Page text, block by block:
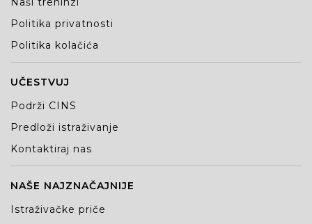
Politika privatnosti
Politika kolačića
UČESTVUJ
Podrži CINS
Predloži istraživanje
Kontaktiraj nas
NAŠE NAJZNAČAJNIJE
Istraživačke priče